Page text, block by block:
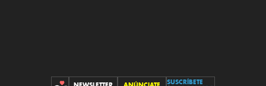
SUSCRÍBETE